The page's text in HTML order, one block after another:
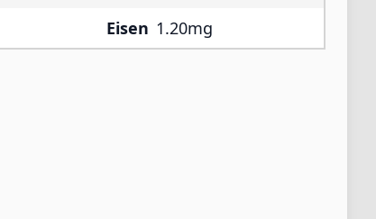
Eisen 1.20mg